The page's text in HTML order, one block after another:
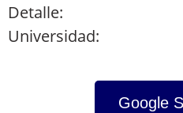
Detalle:
Universidad:
Google